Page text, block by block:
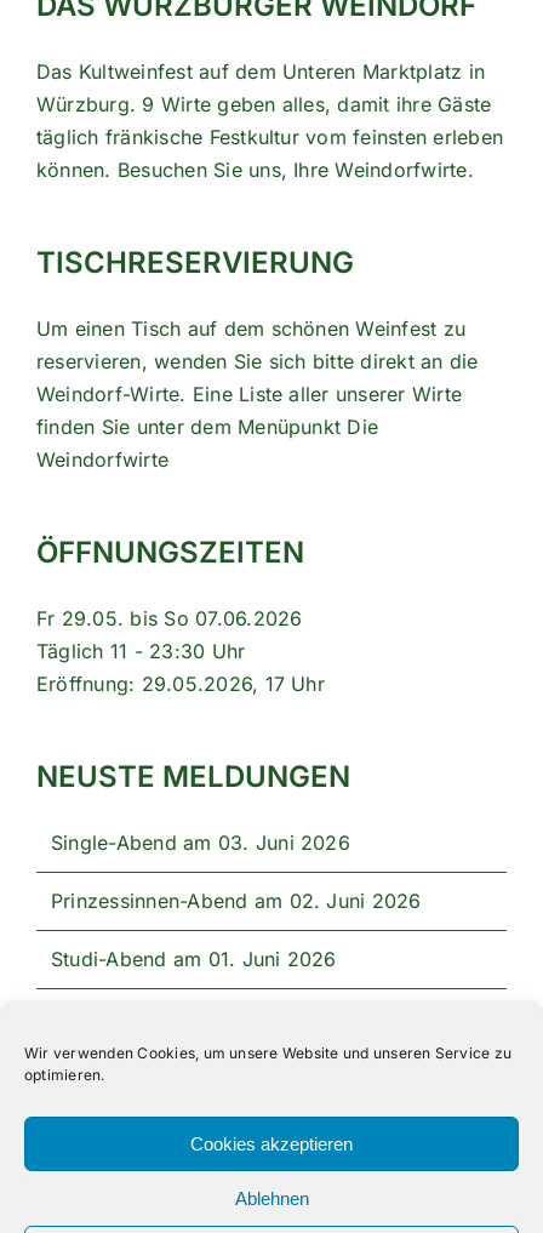
Wir verwenden Cookies, um unsere Website und unseren Service zu
optimieren.
Cookies akzeptieren
Ablehnen
Das Kultweinfest auf dem Unteren Marktplatz in
Würzburg. 9 Wirte geben alles, damit ihre Gäste
täglich fränkische Festkultur vom feinsten erleben
können. Besuchen Sie uns, Ihre Weindorfwirte.
TISCHRESERVIERUNG
Um einen Tisch auf dem schönen Weinfest zu
reservieren, wenden Sie sich bitte direkt an die
Weindorf-Wirte. Eine Liste aller unserer Wirte
finden Sie unter dem Menüpunkt Die
Weindorfwirte
ÖFFNUNGSZEITEN
Fr 29.05. bis So 07.06.2026
Täglich 11 - 23:30 Uhr
Eröffnung: 29.05.2026, 17 Uhr
NEUSTE MELDUNGEN
Single-Abend am 03. Juni 2026
Prinzessinnen-Abend am 02. Juni 2026
Studi-Abend am 01. Juni 2026
All Rights Reserved | Powered byAngesagt GmbH|